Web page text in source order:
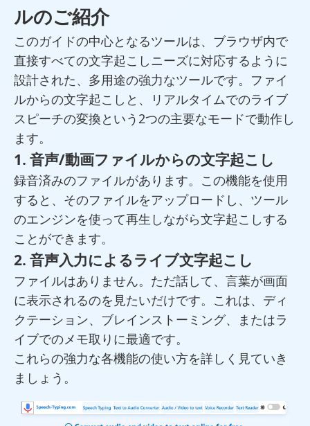
ルのご紹介
このガイドの中心となるツールは、ブラウザ内で
直接すべての文字起こしニーズに対応するように
設計された、多用途の強力なツールです。ファイ
ルからの文字起こしと、リアルタイムでのライブ
スピーチの変換という2つの主要なモードで動作し
ます。
1. 音声/動画ファイルからの文字起こし
録音済みのファイルがあります。この機能を使用
すると、そのファイルをアップロードし、ツール
のエンジンを使って再生しながら文字起こしする
ことができます。
2. 音声入力によるライブ文字起こし
ファイルはありません。ただ話して、言葉が画面
に表示されるのを見たいだけです。これは、ディ
クテーション、ブレインストーミング、またはラ
イブでのメモ取りに最適です。
これらの強力な各機能の使い方を詳しく見ていき
ましょう。